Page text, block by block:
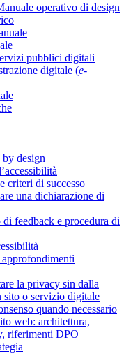
operativo di design
pubblici digitali
digitale (e-
design
criteri di successo
una dichiarazione di
feedback e procedura di
la privacy sin dalla
sito o servizio digitale
quando necessario
web: architettura,
riferimenti DPO